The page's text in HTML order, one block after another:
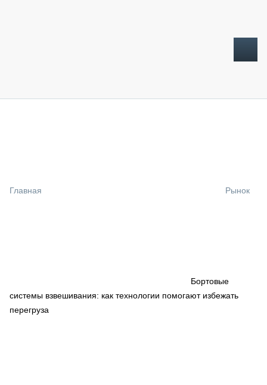
СПЕЦПРОЕКТЫ
МЕРОПРИЯТИЯ
Главная Рынок
Бортовые
системы взвешивания: как технологии помогают избежать
перегруза